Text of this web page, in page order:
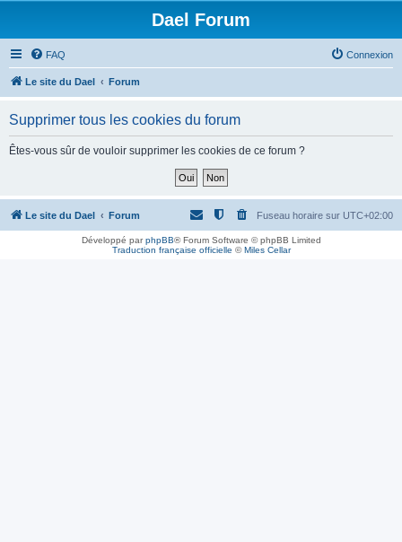
Dael Forum
FAQ Connexion
Le site du Dael Forum
Supprimer tous les cookies du forum
Êtes-vous sûr de vouloir supprimer les cookies de ce forum ?
Le site du Dael Forum Fuseau horaire sur UTC+02:00
Développé parphpBB® Forum Software © phpBB Limited
Traduction française officielle ©Miles Cellar